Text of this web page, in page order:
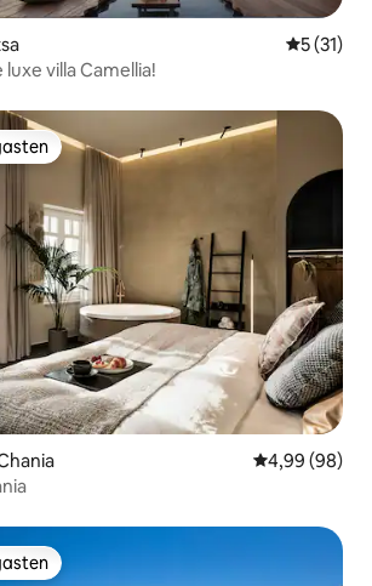
5 (31)
villa Camellia!
Gemiddelde
4,99 (98)